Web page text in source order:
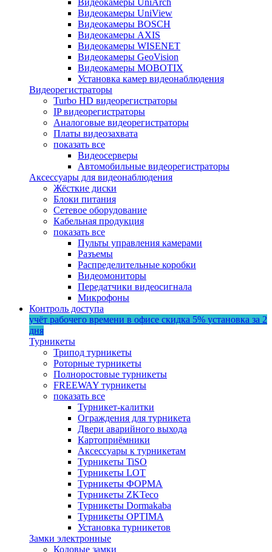
Видеокамеры UniView
Видеокамеры BOSCH
Видеокамеры AXIS
Видеокамеры WISENET
Видеокамеры GeoVision
Видеокамеры MOBOTIX
Установка камер видеонаблюдения
Видеорегистраторы
Turbo HD видеорегистраторы
IP видеорегистраторы
Аналоговые видеорегистраторы
Платы видеозахвата
показать все
Видеосерверы
Автомобильные видеорегистраторы
Аксессуары для видеонаблюдения
Жёсткие диски
Блоки питания
Сетевое оборудование
Кабельная продукция
показать все
Пульты управления камерами
Разъемы
Распределительные коробки
Видеомониторы
Передатчики видеосигнала
Микрофоны
Контроль доступа
учёт рабочего времени в офисе скидка 5% установка за 2
дня
Турникеты
Трипод турникеты
Роторные турникеты
Полноростовые турникеты
FREEWAY турникеты
показать все
Турникет-калитки
Ограждения для турникета
Двери аварийного выхода
Картоприёмники
Аксессуары к турникетам
Турникеты TiSO
Турникеты LOT
Турникеты ФОРМА
Турникеты ZKTeco
Турникеты Dormakaba
Турникеты OPTIMA
Установка турникетов
Замки электронные
Кодовые замки